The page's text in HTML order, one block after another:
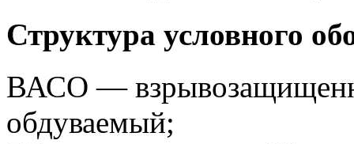
Структура условного
ВАСО —
обдуваемый;